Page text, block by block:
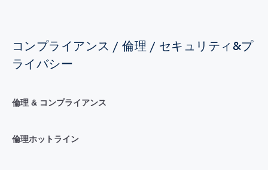
コンプライアンス / 倫理 / セキュリティ&プ
ライバシー
倫理 & コンプライアンス
倫理ホットライン